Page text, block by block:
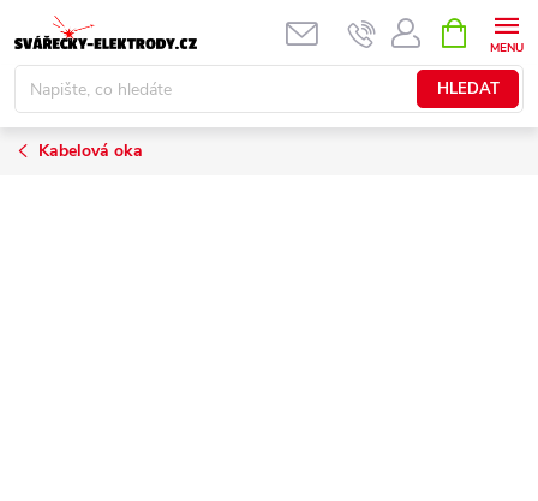
na
obsah
HLEDAT
NÁKUPNÍ
KOŠÍK
Kabelová oka